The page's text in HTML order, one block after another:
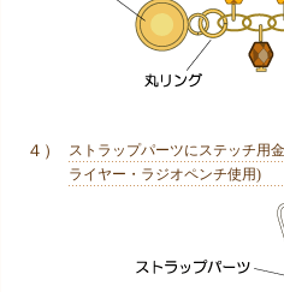
４）
ストラップパーツにステッチ用
ライヤー・ラジオペンチ使用)